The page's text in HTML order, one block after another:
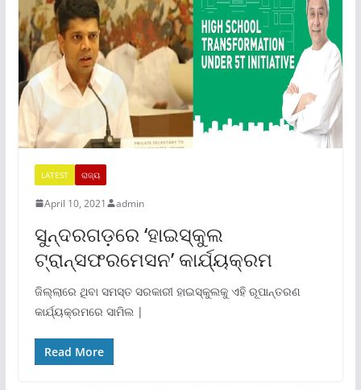
LATEST ରାଜ୍ୟ
April 10, 2021 admin
ସୁନ୍ଦରଗଡ଼ରେ ‘ହାଇସ୍କୁଲ
ଟ୍ରାନ୍ସଫରମେସନ’ କାର୍ଯ୍ୟକ୍ରମ
ଜିଲ୍ଲାରେ ଥିବା ସମସ୍ତ ସରକାରୀ ହାଇସ୍କୁଲକୁ ଏହି ରୂପାନ୍ତରଣ
କାର୍ଯ୍ୟକ୍ରମରେ ସାମିଲ |
Read More